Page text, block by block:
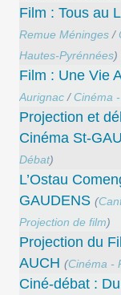
Film : Tous au
Remue Méninges /
Hautes-Pyrénnées)
Film : Une Vie
Aurignac / Cinéma
Projection et
Cinéma St-
Débat)
L’Ostau
GAUDENS (
Projection de film)
Projection du
AUCH (Cinéma -
Ciné-débat :